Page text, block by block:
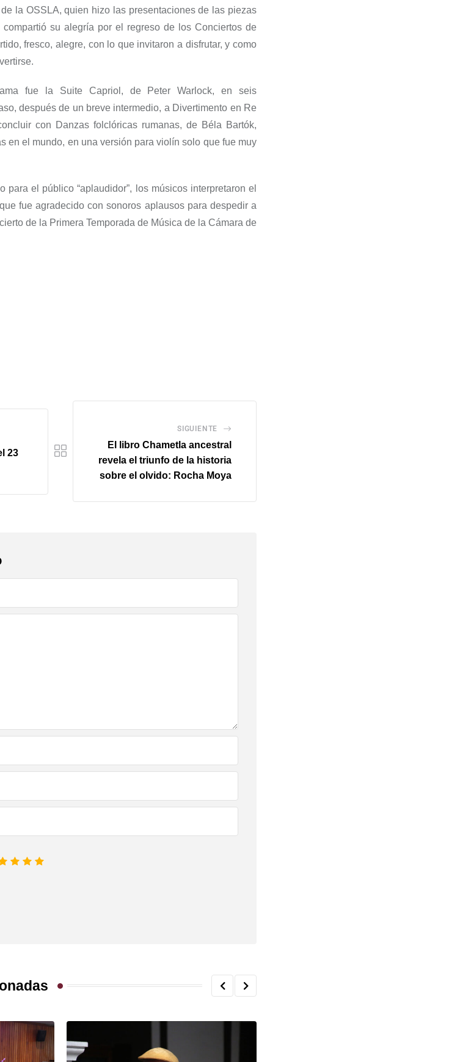
la OSSLA, quien hizo las presentaciones de las piezas
su alegría por el regreso de los Conciertos de
fresco, alegre, con lo que invitaron a disfrutar, y como
fue la Suite Capriol , de Peter Warlock, en seis
después de un breve intermedio, a Divertimento en Re
con Danzas folclóricas rumanas, de Béla Bartók,
en el mundo, en una versión para violín solo que fue muy
para el público “aplaudidor”, los músicos interpretaron el
que fue agradecido con sonoros aplausos para despedir a
de la Primera Temporada de Música de la Cámara de
23
SIGUIENTE
El libro Chametla ancestral
revela el triunfo de la historia
sobre el olvido: Rocha Moya
5
4
3